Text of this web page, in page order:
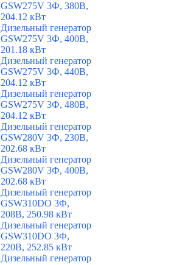
GSW275V 3Ф, 380В,
204.12 кВт
Дизельный генератор
GSW275V 3Ф, 400В,
201.18 кВт
Дизельный генератор
GSW275V 3Ф, 440В,
204.12 кВт
Дизельный генератор
GSW275V 3Ф, 480В,
204.12 кВт
Дизельный генератор
GSW280V 3Ф, 230В,
202.68 кВт
Дизельный генератор
GSW280V 3Ф, 400В,
202.68 кВт
Дизельный генератор
GSW310DO 3Ф,
208В, 250.98 кВт
Дизельный генератор
GSW310DO 3Ф,
220В, 252.85 кВт
Дизельный генератор